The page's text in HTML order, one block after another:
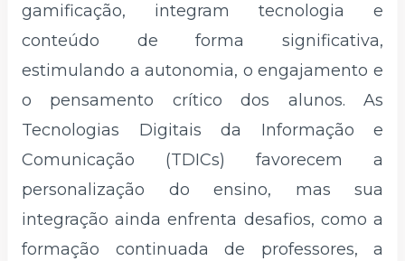
gamificação, integram tecnologia e
conteúdo de forma significativa,
estimulando a autonomia, o engajamento e
o pensamento crítico dos alunos. As
Tecnologias Digitais da Informação e
Comunicação (TDICs) favorecem a
personalização do ensino, mas sua
integração ainda enfrenta desafios, como a
formação continuada de professores, a